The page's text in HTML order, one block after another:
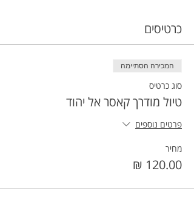
כרטיסים
המכירה הסתיימה
סוג כרטיס
טיול מודרך קאסר אל יהוד
פרטים נוספים
מחיר